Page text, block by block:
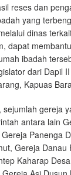
reses dan
yang
dinas
dapat
ibadah
dari Dapil
Kapuas
sejumlah gereja
antara lain
Panenga
Gereja Danau
Kaharap